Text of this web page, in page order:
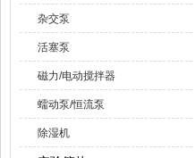
杂交泵
活塞泵
磁力/电动搅拌器
蠕动泵/恒流泵
除湿机